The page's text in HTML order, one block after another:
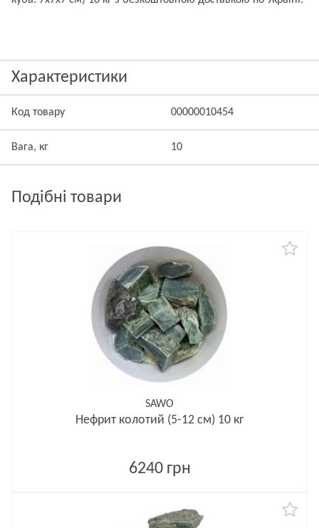
Характеристики
Код товару 00000010454
Вага, кг 10
Подібні товари
SAWO
Нефрит колотий (5-12 см) 10 кг
6240 грн